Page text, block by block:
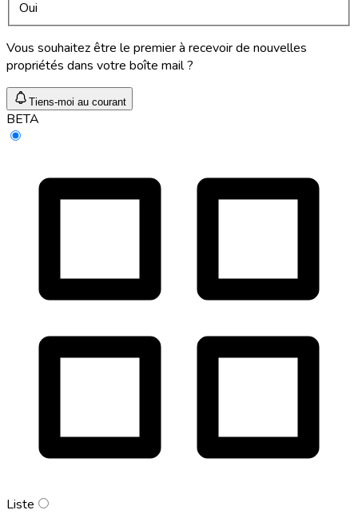
Oui
Vous souhaitez être le premier à recevoir de nouvelles
propriétés dans votre boîte mail ?
Tiens-moi au courant
BETA
Liste